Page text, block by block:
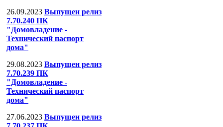
26.09.2023 Выпущен релиз
7.70.240 ПК
"Домовладение -
Технический паспорт
дома"
29.08.2023 Выпущен релиз
7.70.239 ПК
"Домовладение -
Технический паспорт
дома"
27.06.2023 Выпущен релиз